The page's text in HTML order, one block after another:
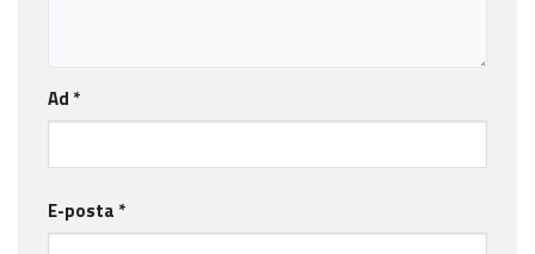
Ad *
E-posta *